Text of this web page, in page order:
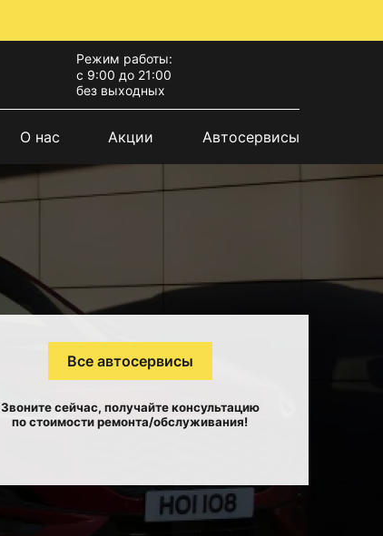
Режим работы:
с 9:00 до 21:00
без выходных
О нас Акции Автосервисы
Все автосервисы
Звоните сейчас, получайте консультацию
по стоимости ремонта/обслуживания!